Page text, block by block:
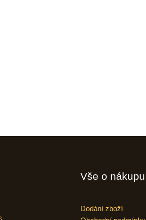
Vše o nákupu
Dodání zboží